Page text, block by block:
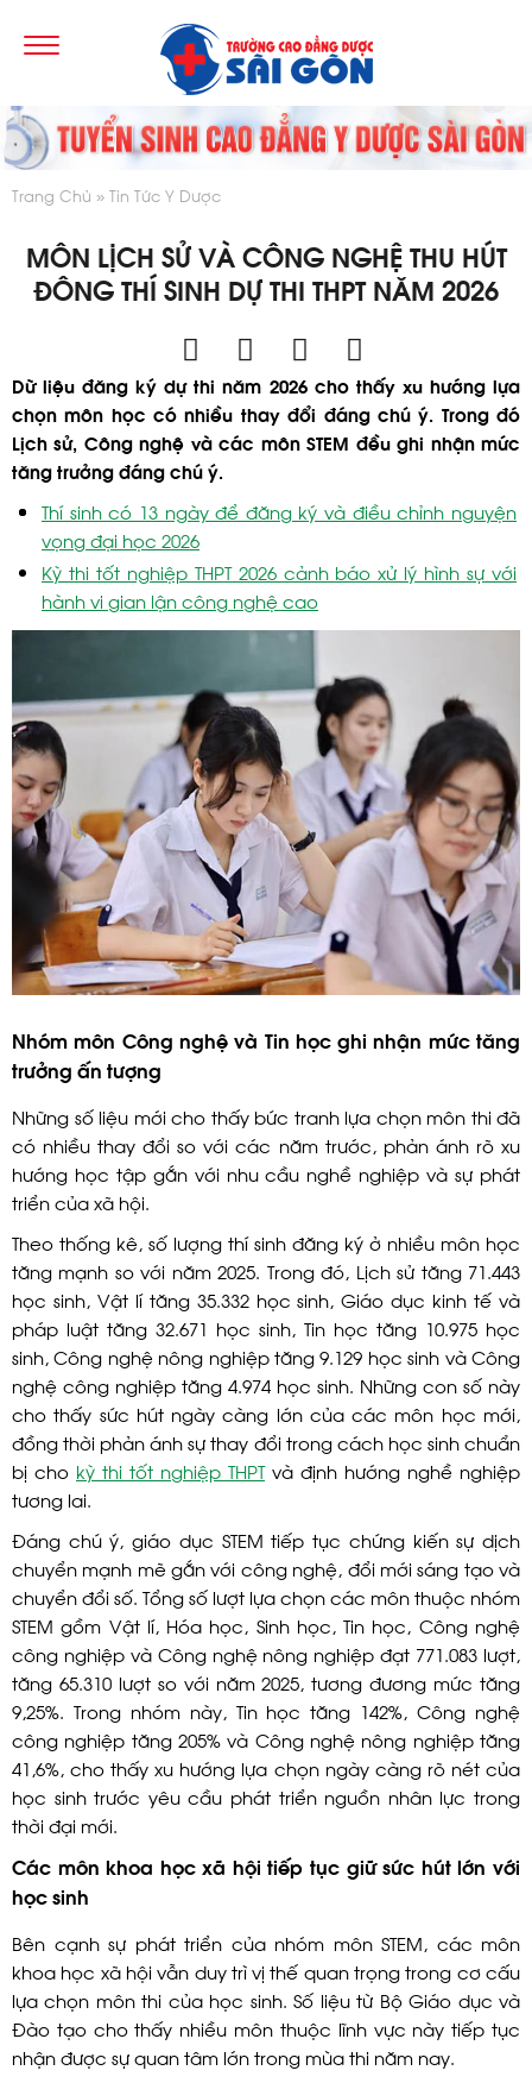
Trang Chủ Tin Tức Y Dược
MÔN LỊCH SỬ VÀ CÔNG NGHỆ THU HÚT
ĐÔNG THÍ SINH DỰ THI THPT NĂM 2026
Dữ liệu đăng ký dự thi năm 2026 cho thấy xu hướng lựa
chọn môn học có nhiều thay đổi đáng chú ý. Trong đó
Lịch sử, Công nghệ và các môn STEM đều ghi nhận mức
tăng trưởng đáng chú ý.
Thí sinh có 13 ngày để đăng ký và điều chỉnh nguyện
vọng đại học 2026
Kỳ thi tốt nghiệp THPT 2026 cảnh báo xử lý hình sự với
hành vi gian lận công nghệ cao
Nhóm môn Công nghệ và Tin học ghi nhận mức tăng
trưởng ấn tượng
Những số liệu mới cho thấy bức tranh lựa chọn môn thi đã
có nhiều thay đổi so với các năm trước, phản ánh rõ xu
hướng học tập gắn với nhu cầu nghề nghiệp và sự phát
triển của xã hội.
Theo thống kê, số lượng thí sinh đăng ký ở nhiều môn học
tăng mạnh so với năm 2025. Trong đó, Lịch sử tăng 71.443
học sinh, Vật lí tăng 35.332 học sinh, Giáo dục kinh tế và
pháp luật tăng 32.671 học sinh, Tin học tăng 10.975 học
sinh, Công nghệ nông nghiệp tăng 9.129 học sinh và Công
nghệ công nghiệp tăng 4.974 học sinh. Những con số này
cho thấy sức hút ngày càng lớn của các môn học mới,
đồng thời phản ánh sự thay đổi trong cách học sinh chuẩn
bị cho kỳ thi tốt nghiệp THPTvà định hướng nghề nghiệp
tương lai.
Đáng chú ý, giáo dục STEM tiếp tục chứng kiến sự dịch
chuyển mạnh mẽ gắn với công nghệ, đổi mới sáng tạo và
chuyển đổi số. Tổng số lượt lựa chọn các môn thuộc nhóm
STEM gồm Vật lí, Hóa học, Sinh học, Tin học, Công nghệ
công nghiệp và Công nghệ nông nghiệp đạt 771.083 lượt,
tăng 65.310 lượt so với năm 2025, tương đương mức tăng
9,25%. Trong nhóm này, Tin học tăng 142%, Công nghệ
công nghiệp tăng 205% và Công nghệ nông nghiệp tăng
41,6%, cho thấy xu hướng lựa chọn ngày càng rõ nét của
học sinh trước yêu cầu phát triển nguồn nhân lực trong
thời đại mới.
Các môn khoa học xã hội tiếp tục giữ sức hút lớn với
học sinh
Bên cạnh sự phát triển của nhóm môn STEM, các môn
khoa học xã hội vẫn duy trì vị thế quan trọng trong cơ cấu
lựa chọn môn thi của học sinh. Số liệu từ Bộ Giáo dục và
Đào tạo cho thấy nhiều môn thuộc lĩnh vực này tiếp tục
nhận được sự quan tâm lớn trong mùa thi năm nay.